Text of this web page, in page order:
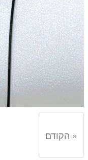
« הקודם